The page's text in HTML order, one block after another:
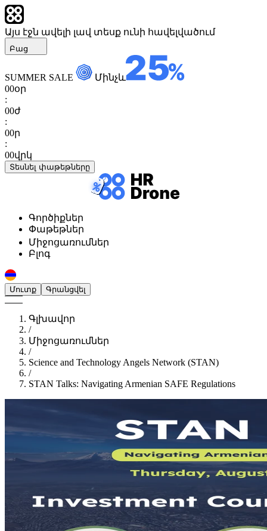
Այս էջն ավելի լավ տեսք ունի հավելվածում
Բաց
SUMMER SALE
Մինչև
00օր
:
00ժ
:
00ր
:
00վրկ
Տեսնել փաթեթները
Գործիքներ
Փաթեթներ
Միջոցառումներ
Բլոգ
Մուտք Գրանցվել
Գլխավոր
/
Միջոցառումներ
/
Science and Technology Angels Network (STAN)
/
STAN Talks: Navigating Armenian SAFE Regulations